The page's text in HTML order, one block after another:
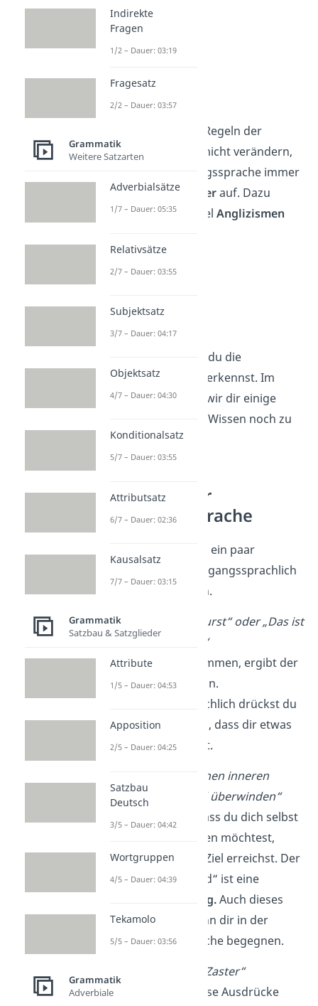
Flexibilität
Während sich die Regeln der
Standardsprache nicht verändern,
nimmt die Umgangssprache immer
wiederneue Wörterauf. Dazu
zählen zum Beispiel Anglizismen
„cool“
„Check“
„Emoji“
Jetzt weißt du, wie du die
Umgangssprache erkennst. Im
Folgenden zeigen wir dir einige
Beispiele, um dein Wissen noch zu
festigen!
Beispiele für
Umgangssprache
Hier zeigen wir die ein paar
Ausdrücke, die umgangssprachlich
verwendet werden.
„Das ist mir Wurst“ oder „Das ist
mir Schnuppe“
Wörtlich genommen, ergibt der
Satz keinen Sinn.
Umgangssprachlich drückst du
damit aber aus, dass dir etwas
gleichgültig
ist.
„Ich muss meinen inneren
Schweinehund überwinden“
So sagst du, dass du dich selbst
mehr motivieren möchtest,
damit du dein Ziel erreichst. Der
„Schweinehund“ ist eine
Wortschöpfung.Auch dieses
Phänomen kann dir in der
Umgangssprache begegnen.
„Kohle“ oder „Zaster“
Auch wenn diese Ausdrücke
Indirekte
Fragen
1/2 – Dauer: 03:19
Fragesatz
2/2 – Dauer: 03:57
Grammatik
Weitere Satzarten
Adverbialsätze
1/7 – Dauer: 05:35
Relativsätze
2/7 – Dauer: 03:55
Subjektsatz
3/7 – Dauer: 04:17
Objektsatz
4/7 – Dauer: 04:30
Konditionalsatz
5/7 – Dauer: 03:55
Attributsatz
6/7 – Dauer: 02:36
Kausalsatz
7/7 – Dauer: 03:15
Grammatik
Satzbau & Satzglieder
Attribute
1/5 – Dauer: 04:53
Apposition
2/5 – Dauer: 04:25
Satzbau
Deutsch
3/5 – Dauer: 04:42
Wortgruppen
4/5 – Dauer: 04:39
Tekamolo
5/5 – Dauer: 03:56
Grammatik
Adverbiale